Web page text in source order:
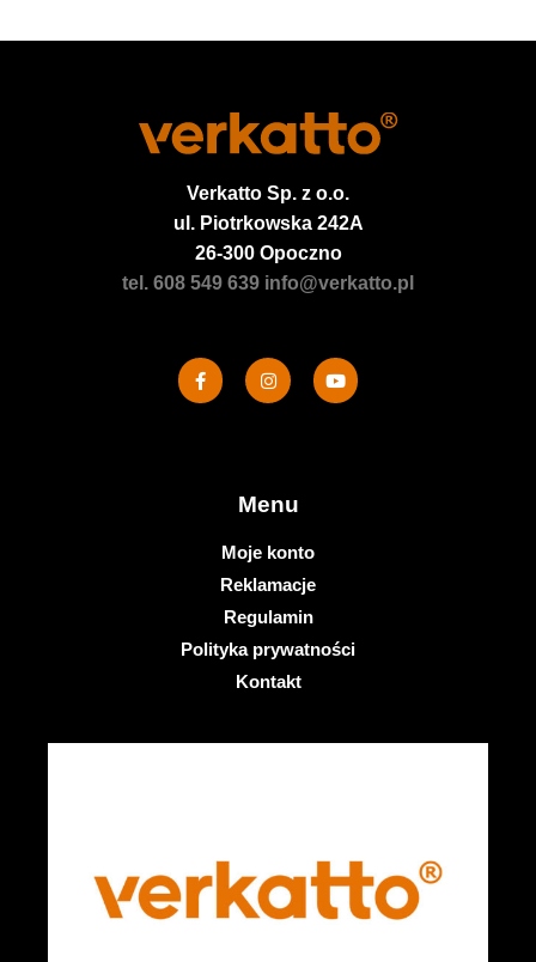
Verkatto Sp. z o.o.
ul. Piotrkowska 242A
26-300 Opoczno
tel. 608 549 639 info@verkatto.pl
Menu
Moje konto
Reklamacje
Regulamin
Polityka prywatności
Kontakt